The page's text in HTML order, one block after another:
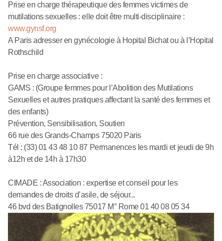
Prise en charge thérapeutique des femmes victimes de
mutilations sexuelles : elle doit être multi-disciplinaire :
www.gynsf.org
A Paris adresser en gynécologie à Hopital Bichat ou à l’Hopital
Rothschild
Prise en charge associative :
GAMS : (Groupe femmes pour l’Abolition des Mutilations
Sexuelles et autres pratiques affectant la santé des femmes et
des enfants)
Prévention, Sensibilisation, Soutien
66 rue des Grands-Champs 75020 Paris
Tél : (33) 01 43 48 10 87 Permanences les mardi et jeudi de 9h
à12h et de 14h à 17h30
CIMADE : Association : expertise et conseil pour les
demandes de droits d’asile, de séjour...
46 bvd des Batignolles 75017 M° Rome 01 40 08 05 34